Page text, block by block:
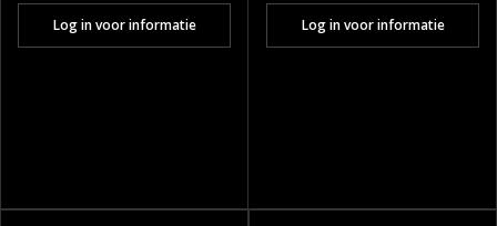
Log in voor informatie Log in voor informatie